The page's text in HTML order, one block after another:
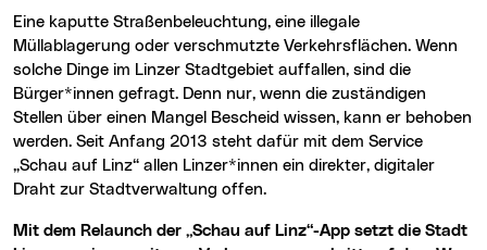
Eine kaputte Straßenbeleuchtung, eine illegale
Müllablagerung oder verschmutzte Verkehrsflächen. Wenn
solche Dinge im Linzer Stadtgebiet auffallen, sind die
Bürger*innen gefragt. Denn nur, wenn die zuständigen
Stellen über einen Mangel Bescheid wissen, kann er behoben
werden. Seit Anfang 2013 steht dafür mit dem Service
„Schau auf Linz“ allen Linzer*innen ein direkter, digitaler
Draht zur Stadtverwaltung offen.
Mit dem Relaunch der „Schau auf Linz“-App setzt die Stadt